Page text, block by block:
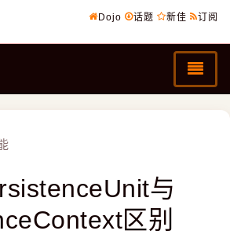
Dojo 话题 新佳 订阅
与
区别